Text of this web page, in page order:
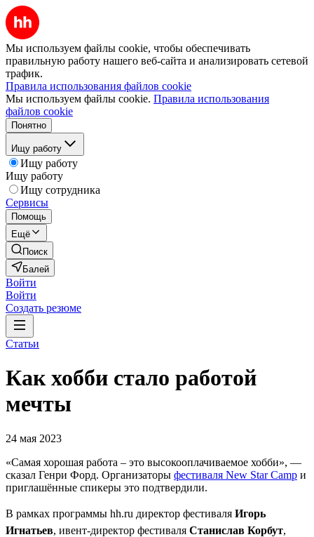
Мы используем файлы cookie, чтобы обеспечивать
правильную работу нашего веб-сайта и анализировать сетевой
трафик.
Правила использования файлов cookie
Мы используем файлы cookie. Правила использования
файлов cookie
Понятно
Ищу работу
Ищу работу
Ищу работу
Ищу сотрудника
Сервисы
Помощь
Ещё
Поиск
Балей
Войти
Войти
Создать резюме
Статьи
Как хобби стало работой
мечты
24 мая 2023
«Самая хорошая работа – это высокооплачиваемое хобби», —
сказал Генри Форд. Организаторы фестиваля New Star Camp и
приглашённые спикеры это подтвердили.
В рамках программы hh.ru директор фестиваля Игорь
Игнатьев, ивент-директор фестиваля Станислав Корбут,